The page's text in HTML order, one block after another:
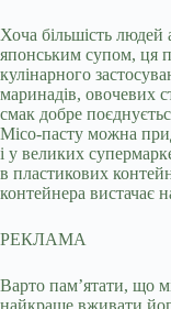
Хоча більшість
японським супом, ця
кулінарного
маринадів, овочевих
смак добре
Місо-пасту можна
і у великих
в пластикових
контейнера вистачає
РЕКЛАМА
Варто пам’ятати, що